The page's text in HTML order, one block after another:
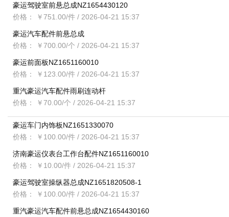
豪运驾驶室前悬总成NZ1654430120
价格： ￥751.00/件 / 2026-04-21 15:37
豪运汽车配件前悬总成
价格： ￥700.00/个 / 2026-04-21 15:37
豪运前面板NZ1651160010
价格： ￥123.00/件 / 2026-04-21 15:37
重汽豪运汽车配件雨刷连动杆
价格： ￥70.00/个 / 2026-04-21 15:37
豪运车门内饰板NZ1651330070
价格： ￥100.00/件 / 2026-04-21 15:37
济南豪运仪表台工作台配件NZ1651160010
价格： ￥10.00/件 / 2026-04-21 15:37
豪运驾驶室操纵器总成NZ1651820508-1
价格： ￥100.00/件 / 2026-04-21 15:37
重汽豪运汽车配件前悬总成NZ1654430160